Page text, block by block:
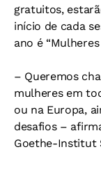
gratuitos,
início de cada
ano é “Mulheres
– Queremos
mulheres em
ou na Europa,
desafios –
Goethe-Institut